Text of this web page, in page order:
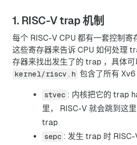
1. RISC-V trap 机制
每个 RISC-V CPU 都有一套控制寄
这些寄存器来告诉 CPU 如何处理
存器来找出发生了的 trap ，具体可
kernel/riscv.h 包含了所有 Xv6
stvec : 内核把它的 trap
里， RISC-V 就会跳到这
trap
sepc : 发生 trap 时